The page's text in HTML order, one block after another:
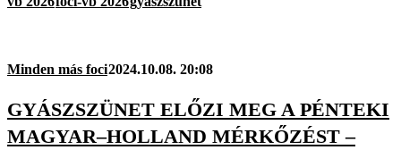
Minden más foci2024.10.08. 20:08
GYÁSZSZÜNET ELŐZI MEG A PÉNTEKI
MAGYAR–HOLLAND MÉRKŐZÉST –